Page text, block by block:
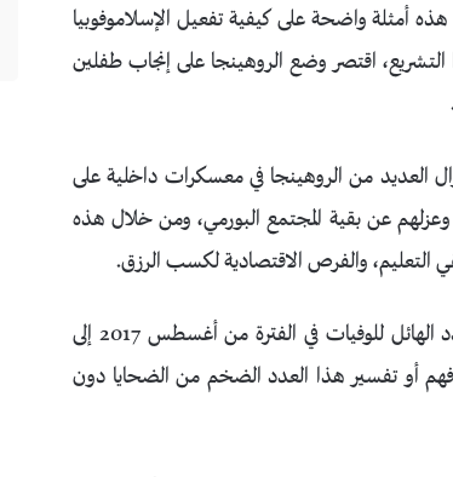
أمثلة واضحة على كيفية تفعيل الإسلاموفوبيا
اقتصر وضع الروهينجا على إنجاب طفلين
السابقة لأعمال العنف في عام 2017، فقد تم إنزال العديد من الروهينجا في معسكرات داخلية على
وعزلهم عن بقية المجتمع البورمي، ومن خلال هذه
التعليم، والفرص الاقتصادية لكسب الرزق.
ويمكن استنتاج العديد من المؤشرات الدالة على هذه المرحلة من خلال العدد الهائل للوفيات في الفترة من أغسطس 2017 إلى
ولا يمكن منطقيًا فهم أو تفسير هذا العدد الضخم من الضحايا دون